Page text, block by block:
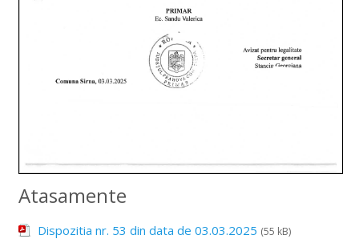
Atasamente
Dispozitia nr. 53 din data de 03.03.2025 (55 kB)